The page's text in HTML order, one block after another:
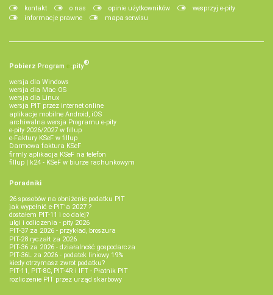
kontakt o nas opinie użytkowników
wesprzyj e-pity
informacje prawne
mapa serwisu
Pobierz Program e‑pity®
wersja dla Windows
wersja dla Mac OS
wersja dla Linux
wersja PIT przez internet online
aplikacje mobilne Android, iOS
archiwalna wersja Programu e-pity
e-pity 2026/2027 w fillup
e‑Faktury KSeF w fillup
Darmowa faktura KSeF
firmly aplikacja KSeF na telefon
fillup | k24 - KSeF w biurze rachunkowym
Poradniki
26 sposobów na obniżenie podatku PIT
jak wypełnić e-PIT'a 2027 ?
dostałem PIT-11 i co dalej?
ulgi i odliczenia - pity 2026
PIT-37 za 2026 - przykład, broszura
PIT-28 ryczałt za 2026
PIT-36 za 2026 - działalność gospodarcza
PIT-36L za 2026 - podatek liniowy 19%
kiedy otrzymasz zwrot podatku?
PIT-11, PIT-8C, PIT-4R i IFT - Płatnik PIT
rozliczenie PIT przez urząd skarbowy